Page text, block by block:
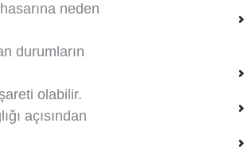
neden
durumların
olabilir.
açısından